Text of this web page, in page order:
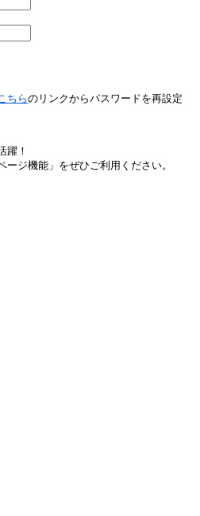
ちらのリンクからパスワードを再設定
躍！
ジ機能」をぜひご利用ください。